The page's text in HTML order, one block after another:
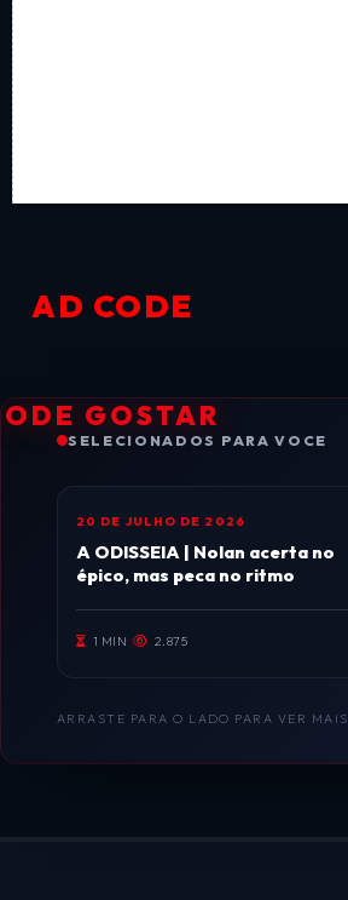
AD CODE
GOSTAR
SELECIONADOS PARA VOCE
CINEMA
20 DE JULHO DE 2026
A ODISSEIA | Nolan acerta no
épico, mas peca no ritmo
1 MIN 2.875
ARRASTE PARA O LADO PARA VER MAIS